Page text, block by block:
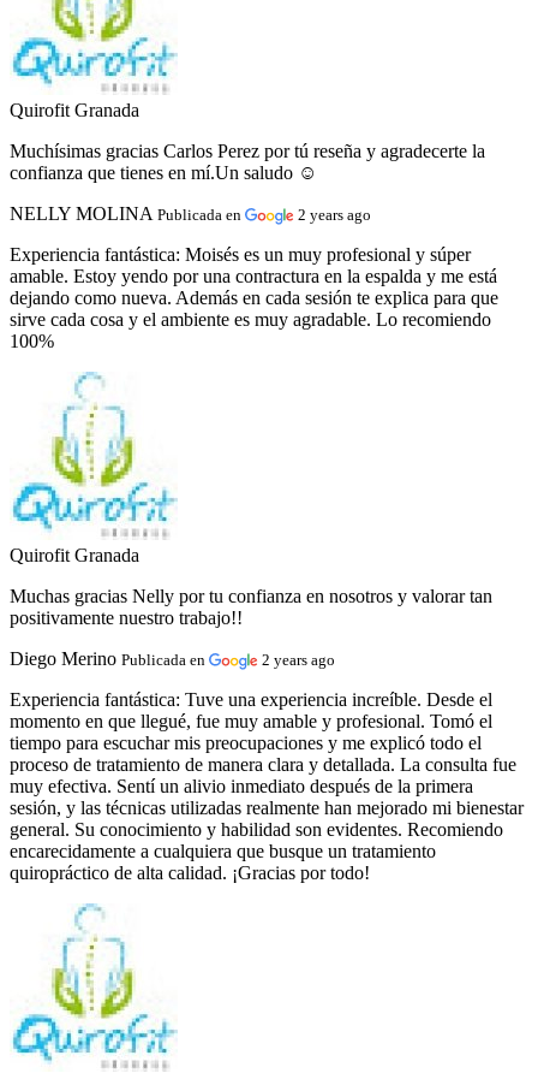
Quirofit Granada
Muchísimas gracias Carlos Perez por tú reseña y agradecerte la
confianza que tienes en mí.Un saludo ☺️
NELLY MOLINA Publicada en 2 years ago
Experiencia fantástica: Moisés es un muy profesional y súper
amable. Estoy yendo por una contractura en la espalda y me está
dejando como nueva. Además en cada sesión te explica para que
sirve cada cosa y el ambiente es muy agradable. Lo recomiendo
100%
Quirofit Granada
Muchas gracias Nelly por tu confianza en nosotros y valorar tan
positivamente nuestro trabajo!!
Diego Merino Publicada en 2 years ago
Experiencia fantástica: Tuve una experiencia increíble. Desde el
momento en que llegué, fue muy amable y profesional. Tomó el
tiempo para escuchar mis preocupaciones y me explicó todo el
proceso de tratamiento de manera clara y detallada. La consulta fue
muy efectiva. Sentí un alivio inmediato después de la primera
sesión, y las técnicas utilizadas realmente han mejorado mi bienestar
general. Su conocimiento y habilidad son evidentes. Recomiendo
encarecidamente a cualquiera que busque un tratamiento
quiropráctico de alta calidad. ¡Gracias por todo!